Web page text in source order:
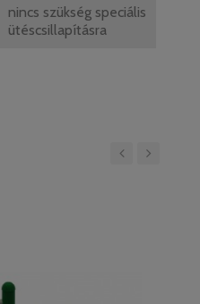
nincs szükség speciális
ütéscsillapításra